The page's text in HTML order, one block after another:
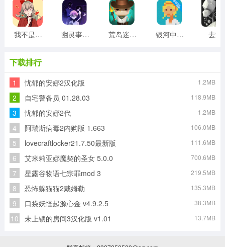
我不是渣女2游戏 幽灵事务所 荒岛迷宫游戏 银河中的挤奶工游戏 去旅
下载排行
1 忧郁的安娜2汉化版 1.2MB
2 自宅警备员 01.28.03 118.9MB
3 忧郁的安娜2代 1.2MB
4 阿瑞斯病毒2内购版 1.663 106.0MB
5 lovecraftlocker21.7.50最新版 111.6MB
6 艾米莉亚娜魔契的圣女 5.0.0 700.6MB
7 星露谷物语七宗罪mod 3 219.5MB
8 恐怖躲猫猫2戴姆勒 135.3MB
9 口袋妖怪起源心金 v4.9.2.5 38.3MB
10 未上锁的房间3汉化版 v1.01 13.7MB